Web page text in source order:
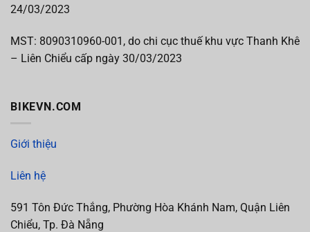
24/03/2023
MST: 8090310960-001, do chi cục thuế khu vực Thanh Khê
– Liên Chiểu cấp ngày 30/03/2023
BIKEVN.COM
Giới thiệu
Liên hệ
591 Tôn Đức Thắng, Phường Hòa Khánh Nam, Quận Liên
Chiểu, Tp. Đà Nẵng